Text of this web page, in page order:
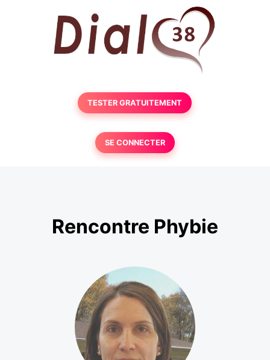
TESTER GRATUITEMENT
SE CONNECTER
Rencontre Phybie